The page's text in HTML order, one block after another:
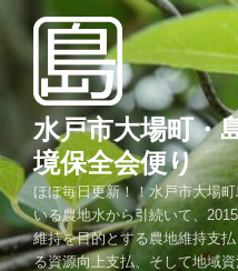
ス
キ
ッ
プ
水戸市大場町・
境保全会便り
ほぼ毎日更新！！水戸市大場
いる農地水から引続いて、
維持を目的とする農地維持支
る資源向上支払、そして地域